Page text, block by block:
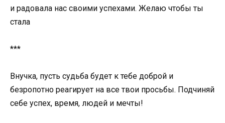
и радовала нас своими успехами. Желаю чтобы ты
стала
***
Внучка, пусть судьба будет к тебе доброй и
безропотно реагирует на все твои просьбы. Подчиняй
себе успех, время, людей и мечты!